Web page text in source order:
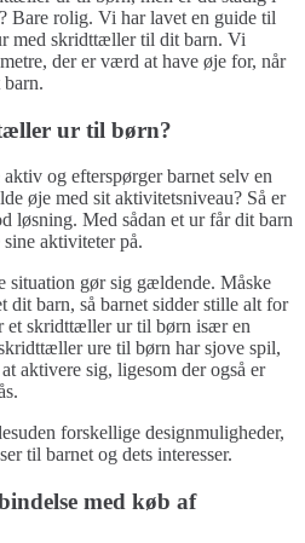
Bare rolig. Vi har lavet en guide til
med skridttæller til dit barn. Vi
der er værd at have øje for, når
ur til børn?
og efterspørger barnet selv en
øje med sit aktivitetsniveau? Så er
løsning. Med sådan et ur får dit barn
aktiviteter på.
situation gør sig gældende. Måske
dit barn, så barnet sidder stille alt for
et skridttæller ur til børn især en
ure til børn har sjove spil,
aktivere sig, ligesom der også er
forskellige designmuligheder,
til barnet og dets interesser.
med køb af